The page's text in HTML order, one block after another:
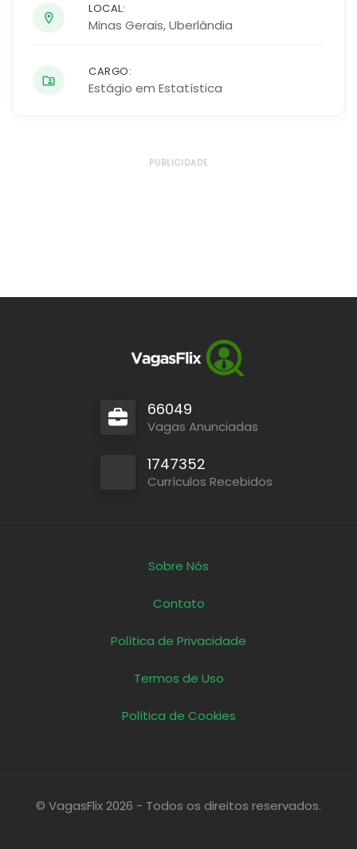
LOCAL:
Minas Gerais,Uberlândia
CARGO:
Estágio em Estatística
PUBLICIDADE
66049
Vagas Anunciadas
1747352
Currículos Recebidos
Sobre Nós
Contato
Política de Privacidade
Termos de Uso
Política de Cookies
© VagasFlix 2026 - Todos os direitos reservados.